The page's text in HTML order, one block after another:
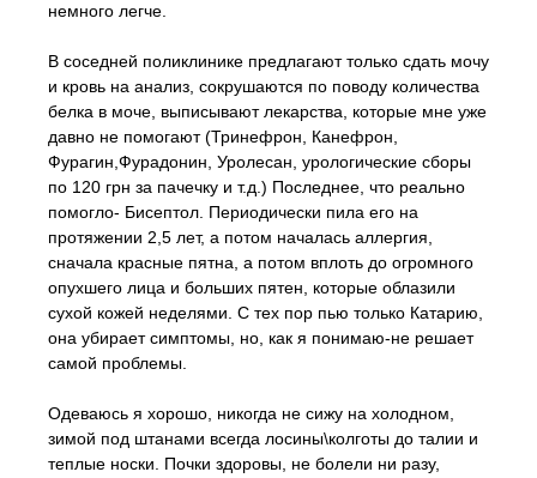
немного легче.
В соседней поликлинике предлагают только сдать мочу
и кровь на анализ, сокрушаются по поводу количества
белка в моче, выписывают лекарства, которые мне уже
давно не помогают (Тринефрон, Канефрон,
Фурагин,Фурадонин, Уролесан, урологические сборы
по 120 грн за пачечку и т.д.) Последнее, что реально
помогло- Бисептол. Периодически пила его на
протяжении 2,5 лет, а потом началась аллергия,
сначала красные пятна, а потом вплоть до огромного
опухшего лица и больших пятен, которые облазили
сухой кожей неделями. С тех пор пью только Катарию,
она убирает симптомы, но, как я понимаю-не решает
самой проблемы.
Одеваюсь я хорошо, никогда не сижу на холодном,
зимой под штанами всегда лосины\колготы до талии и
теплые носки. Почки здоровы, не болели ни разу,